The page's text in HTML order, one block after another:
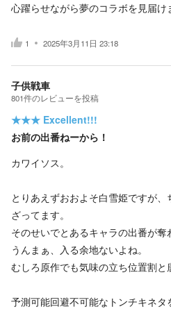
心躍らせながら夢のコラボを見届け
1 2025年3月11日 23:18
子供戦車
801件のレビューを投稿
★★★ Excellent!!!
お前の出番ねーから！
カワイソス。
とりあえずおおよそ白雪姫ですが
ざってます。
そのせいでとあるキャラの出番が奪
うんまぁ、入る余地ないよね。
むしろ原作でも気味の立ち位置割と
予測可能回避不可能なトンチキネタ